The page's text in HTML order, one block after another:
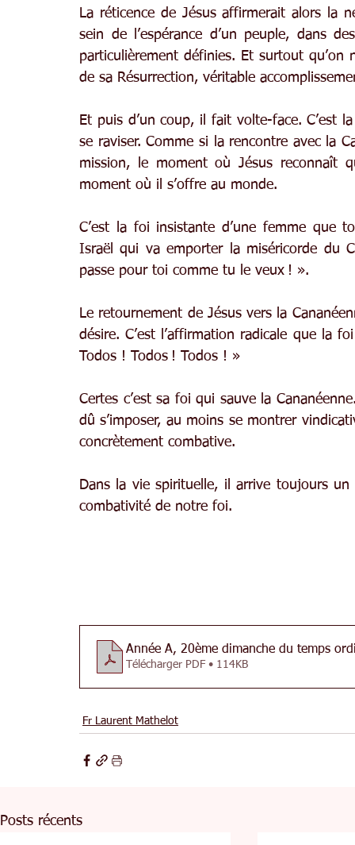
La réticence de Jésus affirmerait alors la
sein de l’espérance d’un peuple, dans
particulièrement définies. Et surtout qu’on
de sa Résurrection, véritable
Et puis d’un coup, il fait volte-face. C’est
se raviser. Comme si la rencontre avec la
mission, le moment où Jésus reconnaît
moment où il s’offre au monde.
C’est la foi insistante d’une femme que
Israël qui va emporter la miséricorde du
passe pour toi comme tu le veux ! ».
Le retournement de Jésus vers la
désire. C’est l’affirmation radicale que la
Todos ! Todos ! Todos ! »
Certes c’est sa foi qui sauve la
dû s’imposer, au moins se montrer
concrètement combative.
Dans la vie spirituelle, il arrive toujours
combativité de notre foi.
Année A, 20ème dimanche du temps
Télécharger PDF • 114KB
Fr Laurent Mathelot
Posts récents